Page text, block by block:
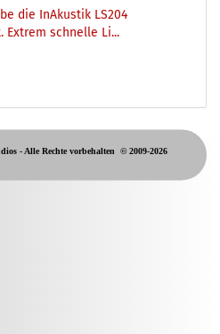
die InAkustik LS204
Extrem schnelle Li...
-Alle Rechte vorbehalten © 2009-2026